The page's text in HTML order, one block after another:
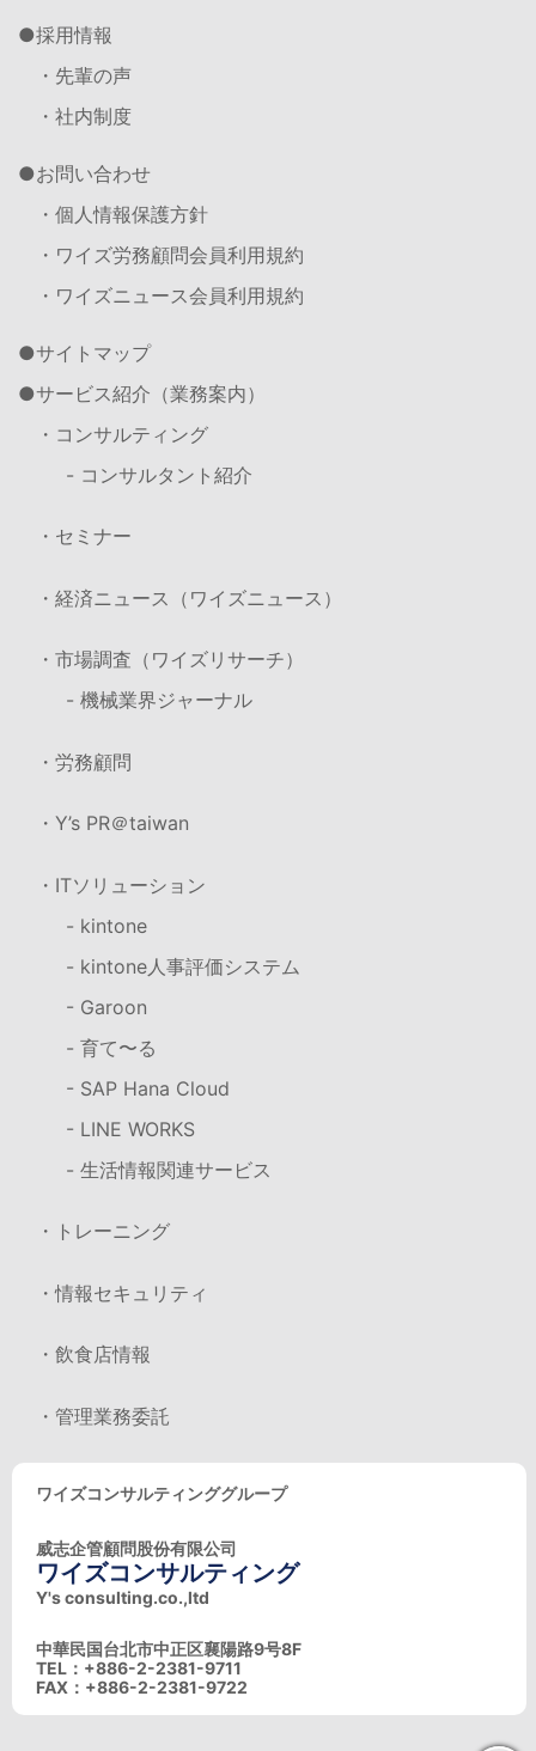
採用情報
・先輩の声
・社内制度
お問い合わせ
・個人情報保護方針
・ワイズ労務顧問会員利用規約
・ワイズニュース会員利用規約
サイトマップ
サービス紹介（業務案内）
・コンサルティング
- コンサルタント紹介
・セミナー
・経済ニュース（ワイズニュース）
・市場調査（ワイズリサーチ）
- 機械業界ジャーナル
・労務顧問
・Y’s PR＠taiwan
・ITソリューション
- kintone
- kintone人事評価システム
- Garoon
- 育て〜る
- SAP Hana Cloud
- LINE WORKS
- 生活情報関連サービス
・トレーニング
・情報セキュリティ
・飲食店情報
・管理業務委託
ワイズコンサルティンググループ
威志企管顧問股份有限公司
ワイズコンサルティング
Y's consulting.co.,ltd
中華民国台北市中正区襄陽路9号8F
TEL：+886-2-2381-9711
FAX：+886-2-2381-9722